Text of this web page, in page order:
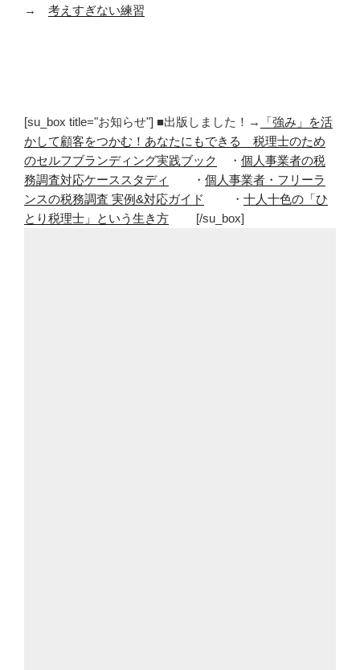
→ 考えすぎない練習
[su_box title="お知らせ"] ■出版しました！→
「強み」を活
かして顧客をつかむ！あなたにもできる 税理士のため
のセルフブランディング実践ブック
・ 個人事業者の税
務調査対応ケーススタディ
・ 個人事業者・フリーラ
ンスの税務調査 実例&対応ガイド
・ 十人十色の「ひ
とり税理士」という生き方 [/su_box]